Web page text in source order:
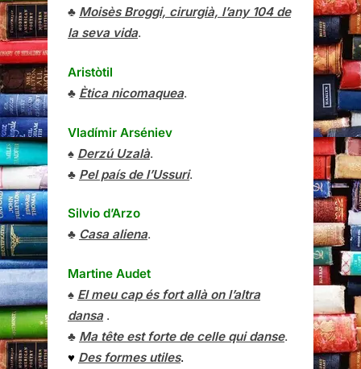
♣ Moisès Broggi, cirurgià, l’any 104 de
la seva vida.
Aristòtil
♣ Ètica nicomaquea.
Vladímir Arséniev
♠ Derzú Uzalà.
♣ Pel país de l’Ussuri.
Silvio d’Arzo
♣ Casa aliena.
Martine Audet
♠ El meu cap és fort allà on l’altra
dansa.
♣ Ma tête est forte de celle qui danse.
♥ Des formes utiles.